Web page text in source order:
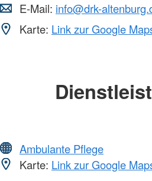
E-Mail: info@drk-
Karte: Link zur Google
Ambulante Pflege
Karte: Link zur Google